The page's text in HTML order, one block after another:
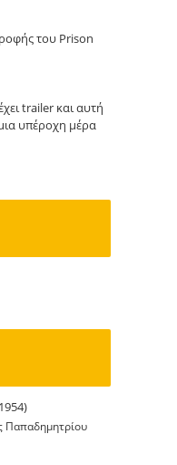
του Prison
trailer και αυτή
υπέροχη μέρα
Παπαδημητρίου